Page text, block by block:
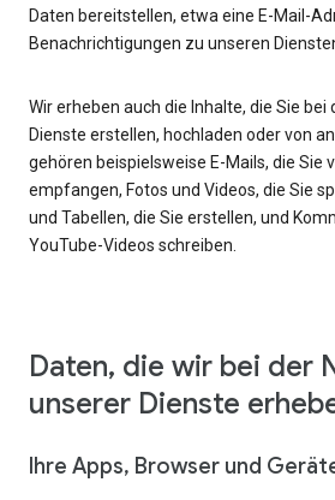
Daten bereitstellen, etwa eine E-Mail-
Benachrichtigungen zu unseren
Wir erheben auch die Inhalte, die Sie
Dienste erstellen, hochladen oder von
gehören beispielsweise E-Mails, die Sie
empfangen, Fotos und Videos, die Sie
und Tabellen, die Sie erstellen, und
YouTube-Videos schreiben.
Daten, die wir bei der
unserer Dienste
Ihre Apps, Browser und